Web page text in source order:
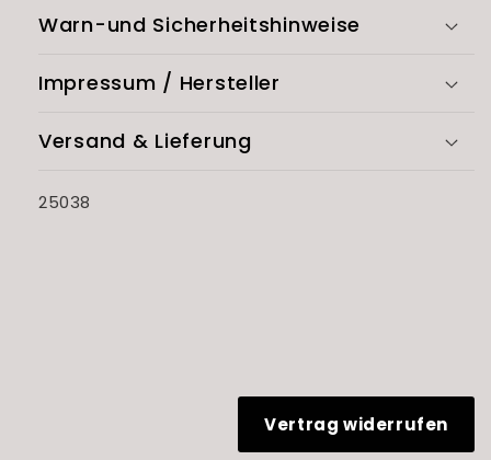
Warn-und Sicherheitshinweise
Impressum / Hersteller
Versand & Lieferung
SKU:
25038
Vertrag widerrufen